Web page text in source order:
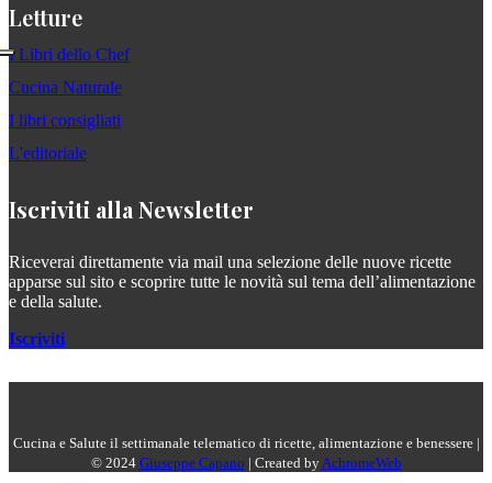
Letture
I Libri dello Chef
Cucina Naturale
I libri consigliati
L'editoriale
Iscriviti alla Newsletter
Riceverai direttamente via mail una selezione delle nuove ricette
apparse sul sito e scoprire tutte le novità sul tema dell’alimentazione
e della salute.
Iscriviti
Cucina e Salute il settimanale telematico di ricette, alimentazione e benessere |
© 2024 Giuseppe Capano | Created byAchromeWeb